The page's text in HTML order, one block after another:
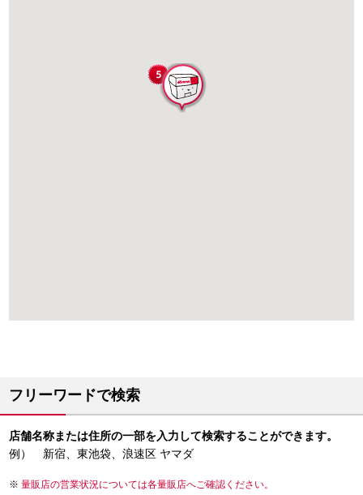
フリーワードで検索
店舗名称または住所の一部を入力して検索することができます。
例） 新宿、東池袋、浪速区 ヤマダ
量販店の営業状況については各量販店へご確認ください。